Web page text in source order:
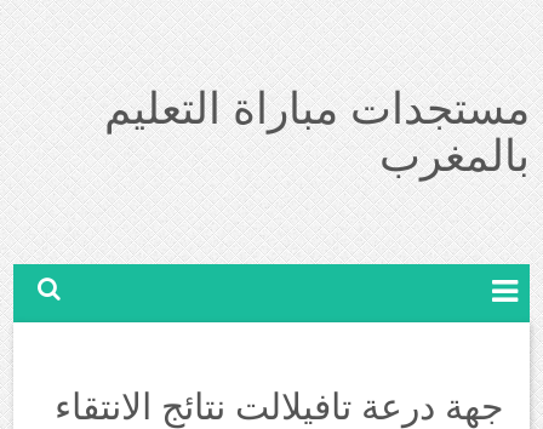
مستجدات مباراة التعليم
بالمغرب
جهة درعة تافيلالت نتائج الانتقاء